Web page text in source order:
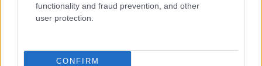
functionality and fraud prevention, and other
user protection.
CONFIRM
Senado: «Voy a ir»